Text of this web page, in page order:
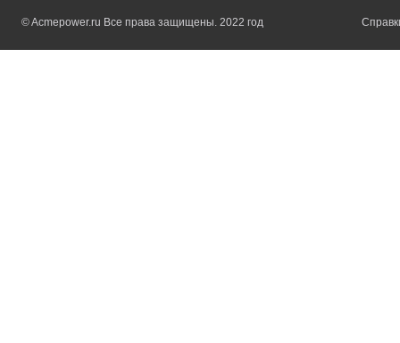
© Acmepower.ru Все права защищены. 2022 год